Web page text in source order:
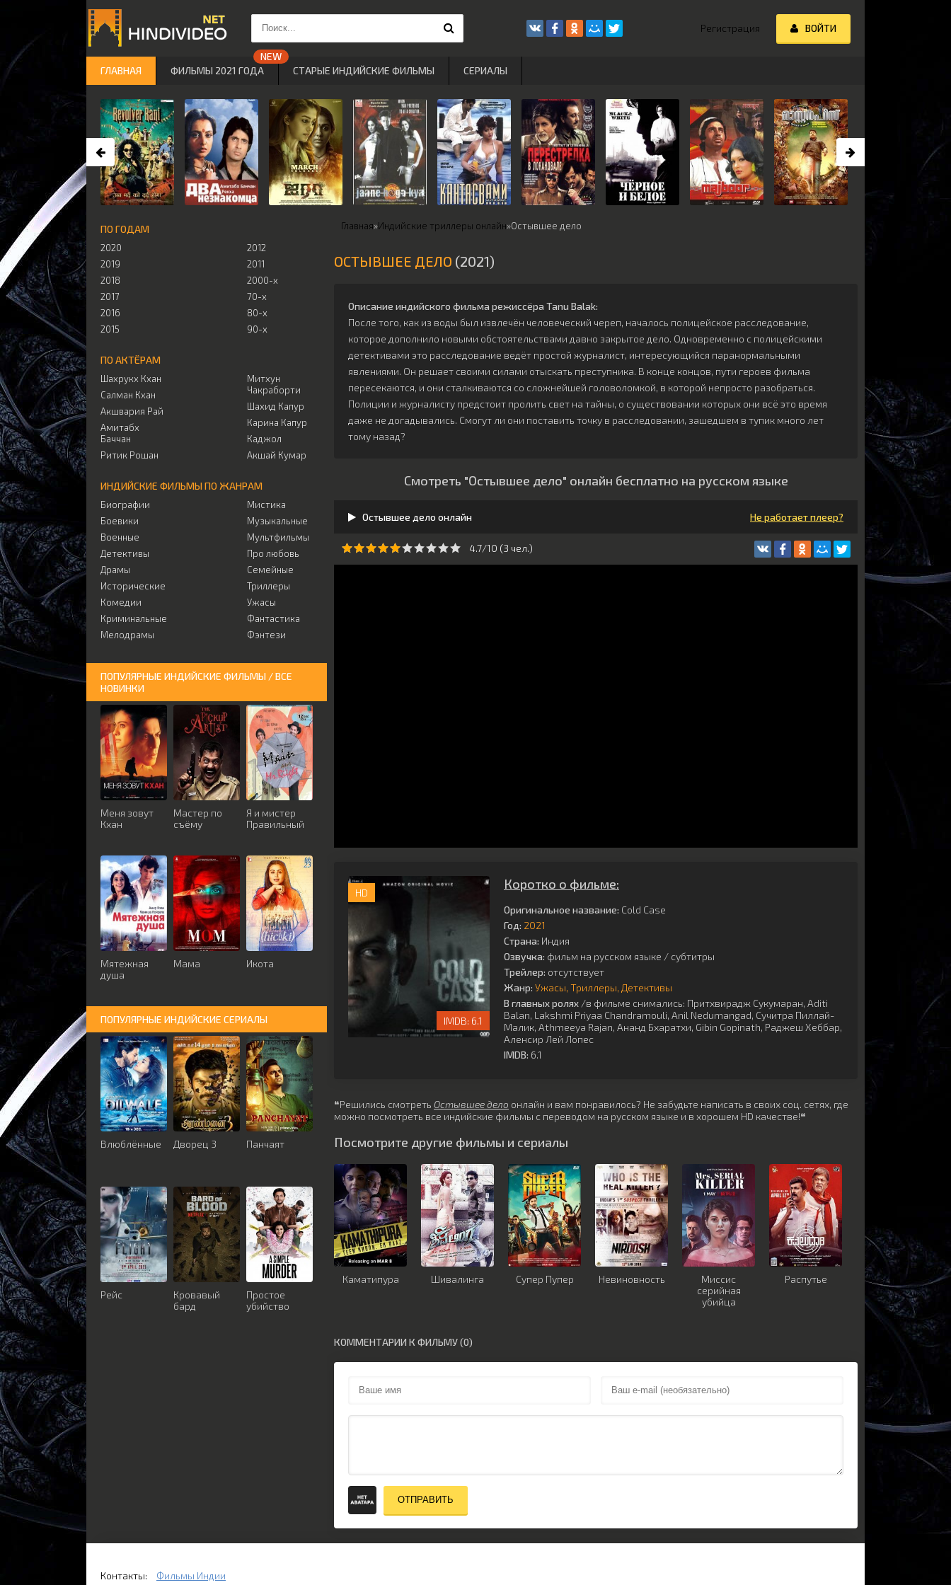
Главная»Индийские триллеры онлайн»Остывшее дело
ОСТЫВШЕЕ ДЕЛО (2021)
Описание индийского фильма режиссёра Tanu Balak:
После того, как из воды был извлечён человеческий череп, началось полицейское расследование,
которое дополнило новыми обстоятельствами давно закрытое дело. Одновременно с полицейскими
детективами это расследование ведёт простой журналист, интересующийся паранормальными
явлениями. Он решает своими силами отыскать преступника. В конце концов, пути героев фильма
пересекаются, и они сталкиваются со сложнейшей головоломкой, в которой непросто разобраться.
Полиции и журналисту предстоит пролить свет на тайны, о существовании которых они всё это время
даже не догадывались. Смогут ли они поставить точку в расследовании, зашедшем в тупик много лет
тому назад?
Смотреть "Остывшее дело" онлайн бесплатно на русском языке
Остывшее дело онлайн Не работает плеер?
4.7/10 (3 чeл.)
HD
6.1
Коротко о фильме:
Оригинальное название: Cold Case
Год: 2021
Страна: Индия
Озвучка: фильм на русском языке / субтитры
Трейлер: отсутствует
Жанр: Ужасы Триллеры Детективы
В главных ролях /в фильме снимались: Притхвирадж Сукумаран, Aditi
Balan, Lakshmi Priyaa Chandramouli, Anil Nedumangad, Сучитра Пиллай-
Малик, Athmeeya Rajan, Ананд Бхаратхи, Gibin Gopinath, Раджеш Хеббар,
Аленсир Лей Лопес
IMDB: 6.1
❝Решились смотреть Остывшее дело онлайн и вам понравилось? Не забудьте написать в своих соц. сетях, где
можно посмотреть все индийские фильмы с переводом на русском языке и в хорошем HD качестве!❝
Посмотрите другие фильмы и сериалы
Каматипура Шивалинга Супер Пупер Невиновность
Миссис
серийная
убийца
Распутье
КОММЕНТАРИИ К ФИЛЬМУ (0)
ОТПРАВИТЬ
ПО ГОДАМ
2020
2019
2018
2017
2016
2015
2012
2011
2000-х
70-х
80-х
90-х
ПО АКТЁРАМ
Шахрукх Кхан
Салман Кхан
Акшвария Рай
Амитабх
Баччан
Ритик Рошан
Митхун
Чакраборти
Шахид Капур
Карина Капур
Каджол
Акшай Кумар
ИНДИЙСКИЕ ФИЛЬМЫ ПО ЖАНРАМ
Биографии
Боевики
Военные
Детективы
Драмы
Исторические
Комедии
Криминальные
Мелодрамы
Мистика
Музыкальные
Мультфильмы
Про любовь
Семейные
Триллеры
Ужасы
Фантастика
Фэнтези
ПОПУЛЯРНЫЕ ИНДИЙСКИЕ ФИЛЬМЫ / ВСЕ
НОВИНКИ
Меня зовут
Кхан
Мастер по
съёму
Я и мистер
Правильный
Мятежная
душа
Мама Икота
ПОПУЛЯРНЫЕ ИНДИЙСКИЕ СЕРИАЛЫ
Влюблённые Дворец 3 Панчаят
Рейс
Кровавый
бард
Простое
убийство
Регистрация ВОЙТИ
ГЛАВНАЯ ФИЛЬМЫ 2021 ГОДА СТАРЫЕ ИНДИЙСКИЕ ФИЛЬМЫ СЕРИАЛЫ
Контакты: Фильмы Индии